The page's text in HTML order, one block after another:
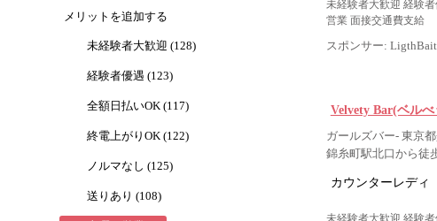
メリットを追加する
未経験者大歓迎 (128)
経験者優遇 (123)
全額日払いOK (117)
終電上がりOK (122)
ノルマなし (125)
送りあり (108)
未経験者大歓迎 経験
営業 面接交通費支給
スポンサー:
Velvety Bar(ベル
ガールズバー- 東京
錦糸町駅北口から徒
カウンターレディ
未経験者大歓迎 経験